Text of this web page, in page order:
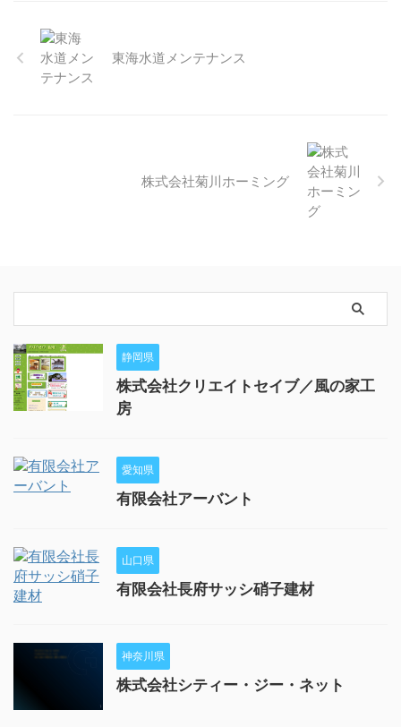
東海水道メンテナンス
株式会社菊川ホーミング
静岡県
株式会社クリエイトセイブ／風の家工
房
愛知県
有限会社アーバント
山口県
有限会社長府サッシ硝子建材
神奈川県
株式会社シティー・ジー・ネット